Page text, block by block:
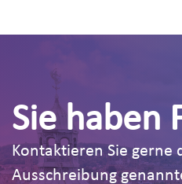
Sie haben
Kontaktieren Sie gerne
Ausschreibung